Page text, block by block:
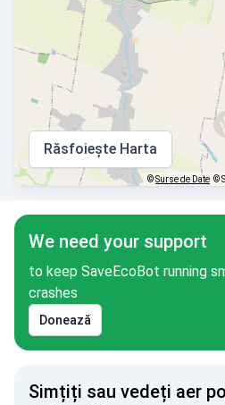
Răsfoiește Harta
©Surse de Date ©
We need your support
to keep SaveEcoBot running
crashes
Donează
Simțiți sau vedeți aer